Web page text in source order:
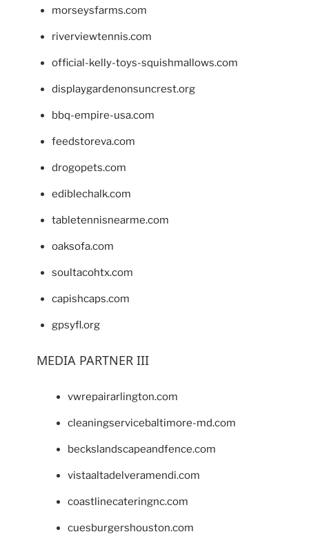
morseysfarms.com
riverviewtennis.com
official-kelly-toys-squishmallows.com
displaygardenonsuncrest.org
bbq-empire-usa.com
feedstoreva.com
drogopets.com
ediblechalk.com
tabletennisnearme.com
oaksofa.com
soultacohtx.com
capishcaps.com
gpsyfl.org
MEDIA PARTNER III
vwrepairarlington.com
cleaningservicebaltimore-md.com
beckslandscapeandfence.com
vistaaltadelveramendi.com
coastlinecateringnc.com
cuesburgershouston.com